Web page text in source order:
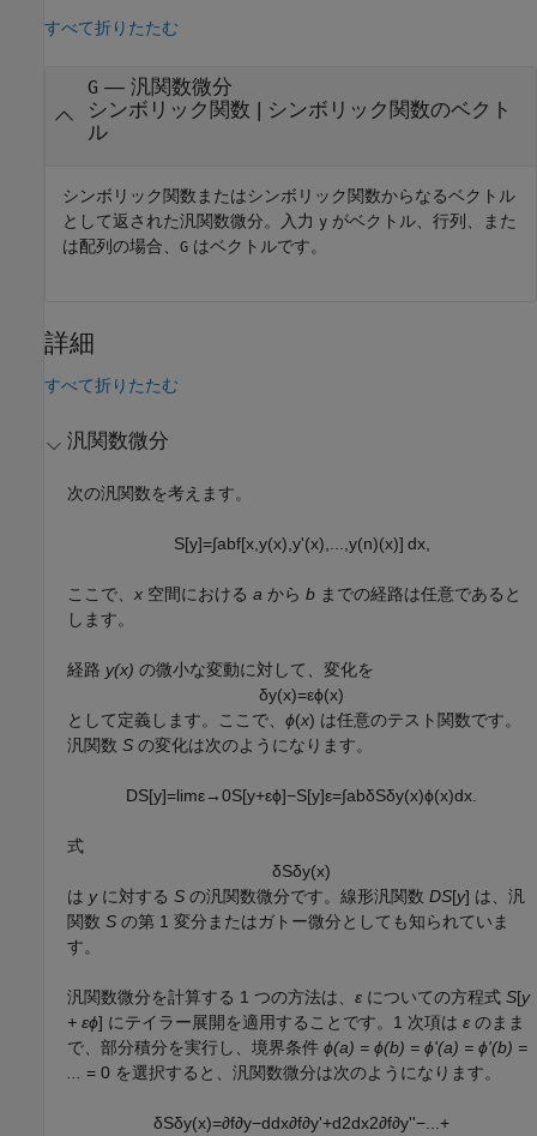
すべて折りたたむ
G — 汎関数微分
シンボリック関数 | シンボリック関数のベクト
ル
シンボリック関数またはシンボリック関数からなるベクトル
として返された汎関数微分。入力 y がベクトル、行列、また
は配列の場合、 G はベクトルです。
詳細
すべて折りたたむ
汎関数微分
次の汎関数を考えます。
S[y]=∫abf[x, y(x) y'(x) y(n)(x)] dx,
ここで、 x 空間におけるa からb までの経路は任意であると
します。
経路 y(x) の微小な変動に対して、変化を
δy(x)=εϕ(x)
として定義します。ここで、ϕ(x) は任意のテスト関数です。
汎関数S の変化は次のようになります。
DS[y]=limε→0S[y+εϕ]−S[y]ε=∫abδSδy(x)ϕ(x)dx
式
δSδy(x)
は yに対するS の汎関数微分です。線形汎関数DS[y] は、汎
関数S の第 1 変分またはガトー微分としても知られていま
す。
汎関数微分を計算する 1 つの方法は、ε についての方程式S[y
+ εϕ] にテイラー展開を適用することです。1 次項はε のまま
で、部分積分を実行し、境界条件ϕ(a) = ϕ(b) = ϕ'(a) = ϕ'(b) =
= 0 を選択すると、汎関数微分は次のようになります。
δSδy(x)=∂f∂y−ddx∂f∂y'+d2dx2∂f∂y''− ...+